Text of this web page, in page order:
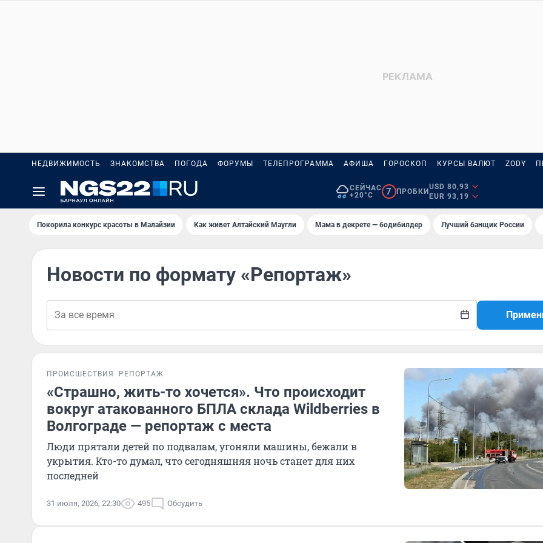
НЕДВИЖИМОСТЬ ЗНАКОМСТВА ПОГОДА ФОРУМЫ ТЕЛЕПРОГРАММА АФИША ГОРОСКОП КУРСЫ ВАЛЮТ ZODY
СЕЙЧАС
+20°C
7 ПРОБКИ
USD 80,93
EUR 93,19
Покорила конкурс красоты в Малайзии Как живет Алтайский Маугли Мама в декрете — бодибилдер Лучший банщик России
Новости по формату «Репортаж»
ПРОИСШЕСТВИЯ РЕПОРТАЖ
«Страшно, жить-то хочется». Что происходит
вокруг атакованного БПЛА склада Wildberries в
Волгограде — репортаж с места
Люди прятали детей по подвалам, угоняли машины, бежали в
укрытия. Кто-то думал, что сегодняшняя ночь станет для них
последней
31 июля, 2026, 22:30 495 Обсудить